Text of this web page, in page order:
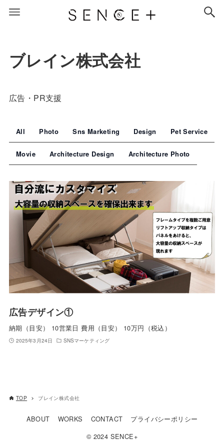
ブレイン株式会社
広告・PR支援
All Photo Sns Marketing Design Pet Service
Movie Architecture Design Architecture Photo
広告デザイン①
納期（目安） 10営業日 費用（目安） 10万円（税込）
2025年3月24日 SNSマーケティング
TOP ブレイン株式会社
ABOUT WORKS CONTACT
プライバシーポリシー
© 2024 SENCE+